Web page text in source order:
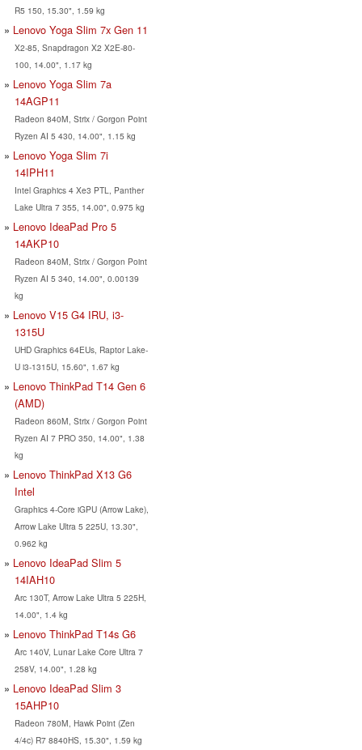
R5 150, 15.30", 1.59 kg
Lenovo Yoga Slim 7x Gen 11
X2-85, Snapdragon X2 X2E-80-
100, 14.00", 1.17 kg
Lenovo Yoga Slim 7a
14AGP11
Radeon 840M, Strix / Gorgon Point
Ryzen AI 5 430, 14.00", 1.15 kg
Lenovo Yoga Slim 7i
14IPH11
Intel Graphics 4 Xe3 PTL, Panther
Lake Ultra 7 355, 14.00", 0.975 kg
Lenovo IdeaPad Pro 5
14AKP10
Radeon 840M, Strix / Gorgon Point
Ryzen AI 5 340, 14.00", 0.00139
kg
Lenovo V15 G4 IRU, i3-
1315U
UHD Graphics 64EUs, Raptor Lake-
U i3-1315U, 15.60", 1.67 kg
Lenovo ThinkPad T14 Gen 6
(AMD)
Radeon 860M, Strix / Gorgon Point
Ryzen AI 7 PRO 350, 14.00", 1.38
kg
Lenovo ThinkPad X13 G6
Intel
Graphics 4-Core iGPU (Arrow Lake),
Arrow Lake Ultra 5 225U, 13.30",
0.962 kg
Lenovo IdeaPad Slim 5
14IAH10
Arc 130T, Arrow Lake Ultra 5 225H,
14.00", 1.4 kg
Lenovo ThinkPad T14s G6
Arc 140V, Lunar Lake Core Ultra 7
258V, 14.00", 1.28 kg
Lenovo IdeaPad Slim 3
15AHP10
Radeon 780M, Hawk Point (Zen
4/4c) R7 8840HS, 15.30", 1.59 kg